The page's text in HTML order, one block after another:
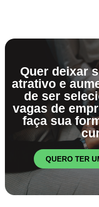
Quer deixar
atrativo e
de ser
vagas de
faça sua
QUERO TER